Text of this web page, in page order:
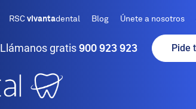
RSC vivantadental Blog Únete a nosotros
Llámanos gratis 900 923 923 Pide